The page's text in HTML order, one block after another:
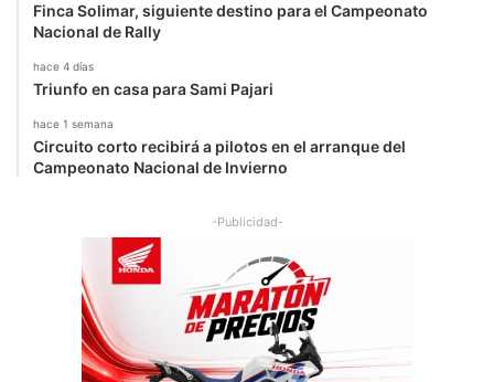
Finca Solimar, siguiente destino para el Campeonato
Nacional de Rally
hace 4 días
Triunfo en casa para Sami Pajari
hace 1 semana
Circuito corto recibirá a pilotos en el arranque del
Campeonato Nacional de Invierno
-Publicidad-